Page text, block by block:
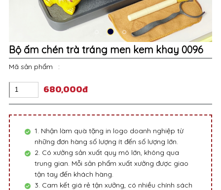
Bộ ấm chén trà tráng men kem khay 0096
Mã sản phẩm :
680,000đ
1. Nhận làm quà tặng in logo doanh nghiệp từ
những đơn hàng số lượng ít đến số lượng lớn.
2. Có xưởng sản xuất quy mô lớn, không qua
trung gian. Mỗi sản phẩm xuất xưởng được giao
tận tay đến khách hàng.
3. Cam kết giá rẻ tận xưởng, có nhiều chính sách